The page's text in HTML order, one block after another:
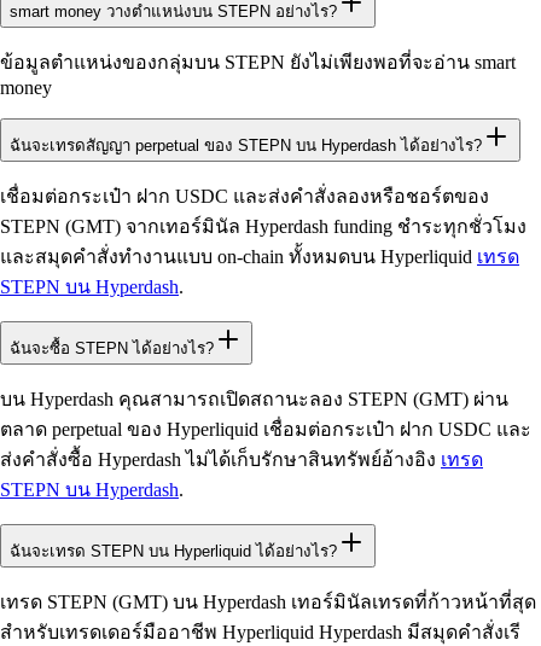
smart money วางตำแหน่งบน STEPN อย่างไร?
ข้อมูลตำแหน่งของกลุ่มบน STEPN ยังไม่เพียงพอที่จะอ่าน smart
money
ฉันจะเทรดสัญญา perpetual ของ STEPN บน Hyperdash ได้อย่างไร?
เชื่อมต่อกระเป๋า ฝาก USDC และส่งคำสั่งลองหรือชอร์ตของ
STEPN (GMT) จากเทอร์มินัล Hyperdash funding ชำระทุกชั่วโมง
และสมุดคำสั่งทำงานแบบ on-chain ทั้งหมดบน Hyperliquid เทรด
STEPN บน Hyperdash.
ฉันจะซื้อ STEPN ได้อย่างไร?
บน Hyperdash คุณสามารถเปิดสถานะลอง STEPN (GMT) ผ่าน
ตลาด perpetual ของ Hyperliquid เชื่อมต่อกระเป๋า ฝาก USDC และ
ส่งคำสั่งซื้อ Hyperdash ไม่ได้เก็บรักษาสินทรัพย์อ้างอิง เทรด
STEPN บน Hyperdash.
ฉันจะเทรด STEPN บน Hyperliquid ได้อย่างไร?
เทรด STEPN (GMT) บน Hyperdash เทอร์มินัลเทรดที่ก้าวหน้าที่สุด
สำหรับเทรดเดอร์มืออาชีพ Hyperliquid Hyperdash มีสมุดคำสั่งเรี